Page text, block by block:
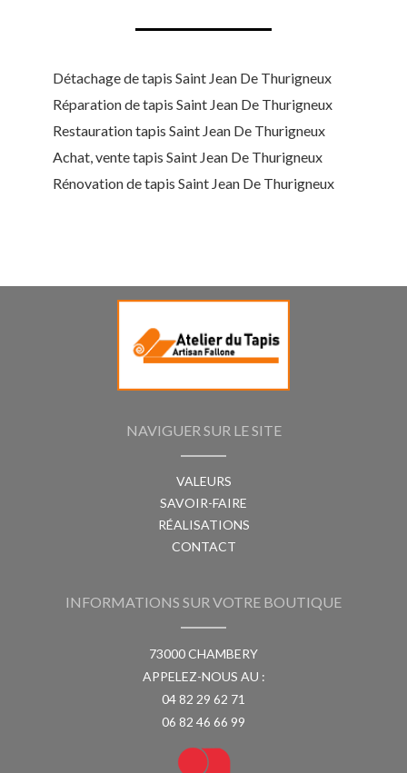
Détachage de tapis Saint Jean De Thurigneux
Réparation de tapis Saint Jean De Thurigneux
Restauration tapis Saint Jean De Thurigneux
Achat, vente tapis Saint Jean De Thurigneux
Rénovation de tapis Saint Jean De Thurigneux
NAVIGUER SUR LE SITE
VALEURS
SAVOIR-FAIRE
RÉALISATIONS
CONTACT
INFORMATIONS SUR VOTRE BOUTIQUE
73000 CHAMBERY
APPELEZ-NOUS AU :
04 82 29 62 71
06 82 46 66 99